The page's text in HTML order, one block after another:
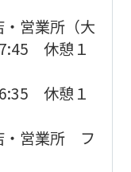
・営業所（大
休憩１
休憩１
・営業所 フ